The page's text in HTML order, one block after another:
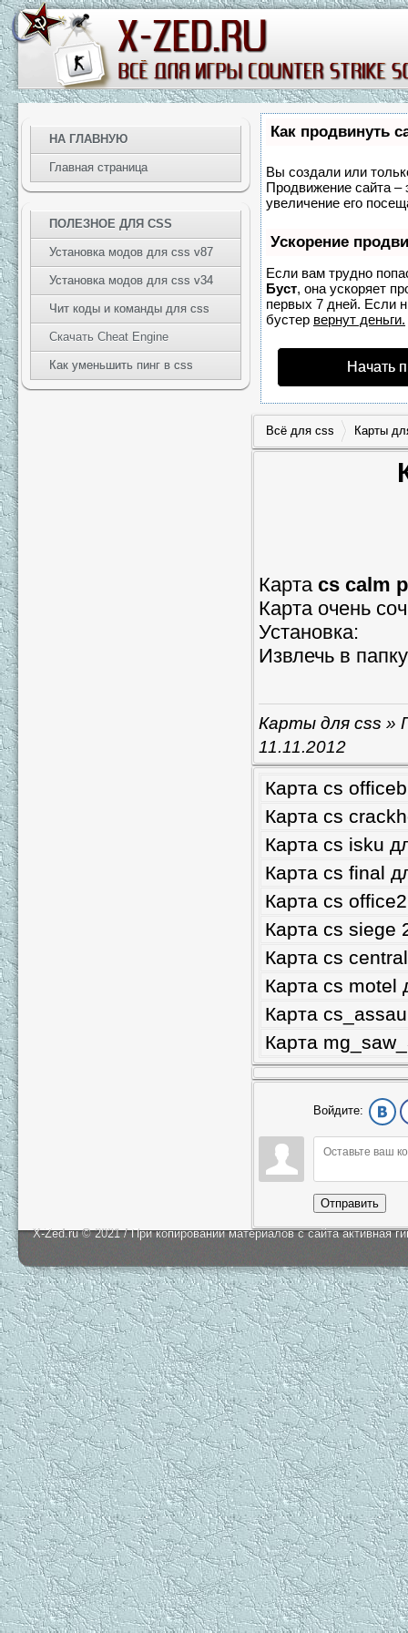
Как продвинуть
Вы создали или
Продвижение сайта –
увеличение его
Ускорение
Если вам трудно
Буст, она ускоряет
первых 7 дней. Если
бустер вернут деньги.
Начать
Всё для css Карты
Карта cs calm
Карта очень
Установка:
Извлечь в
Карты для css »
11.11.2012
Карта cs
Карта cs
Карта cs isku
Карта cs final
Карта cs
Карта cs siege
Карта cs
Карта cs motel
Карта
Карта
Войдите:
Отправить
НА ГЛАВНУЮ
Главная страница
ПОЛЕЗНОЕ ДЛЯ CSS
Установка модов для css v87
Установка модов для css v34
Чит коды и команды для css
Скачать Cheat Engine
Как уменьшить пинг в css
X-Zed.ru © 2021 / При копировании материалов с сайта активная